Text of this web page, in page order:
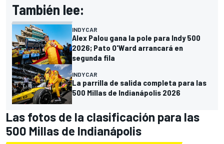
También lee:
INDYCAR
Alex Palou gana la pole para Indy 500
2026; Pato O'Ward arrancará en
segunda fila
INDYCAR
La parrilla de salida completa para las
500 Millas de Indianápolis 2026
Las fotos de la clasificación para las
500 Millas de Indianápolis